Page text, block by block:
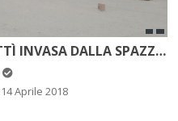
CANICATTÌ INVASA DALLA SPAZZATURA E IL SINDACO ETTORE DI VENTURA…
14 Aprile 2018